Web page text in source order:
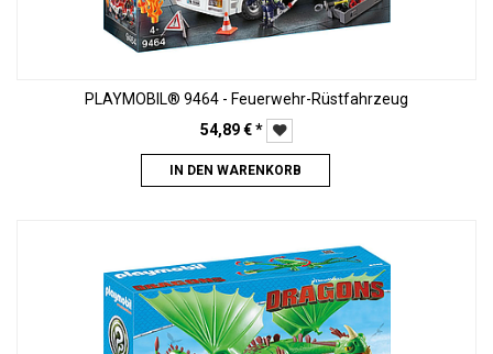
PLAYMOBIL® 9464 - Feuerwehr-Rüstfahrzeug
54,89€*
IN DEN WARENKORB